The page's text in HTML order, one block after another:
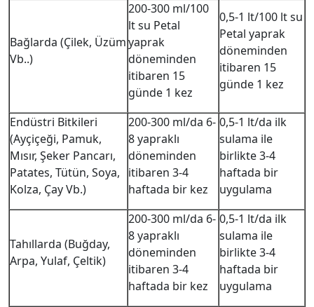
Bağlarda (Çilek, Üzüm
Vb..)
200-300 ml/100
lt su Petal
yaprak
döneminden
itibaren 15
günde 1 kez
0,5-1 lt/100 lt su
Petal yaprak
döneminden
itibaren 15
günde 1 kez
Endüstri Bitkileri
(Ayçiçeği, Pamuk,
Mısır, Şeker Pancarı,
Patates, Tütün, Soya,
Kolza, Çay Vb.)
200-300 ml/da 6-
8 yapraklı
döneminden
itibaren 3-4
haftada bir kez
0,5-1 lt/da ilk
sulama ile
birlikte 3-4
haftada bir
uygulama
Tahıllarda (Buğday,
Arpa, Yulaf, Çeltik)
200-300 ml/da 6-
8 yapraklı
döneminden
itibaren 3-4
haftada bir kez
0,5-1 lt/da ilk
sulama ile
birlikte 3-4
haftada bir
uygulama